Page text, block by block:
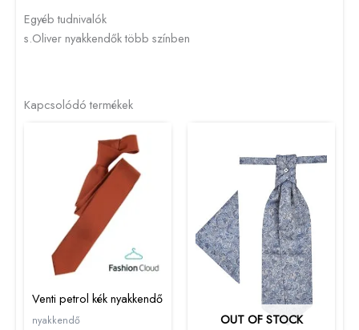
Egyéb tudnivalók
s.Oliver nyakkendők több színben
Kapcsolódó termékek
Venti petrol kék nyakkendő
nyakkendő OUT OF STOCK